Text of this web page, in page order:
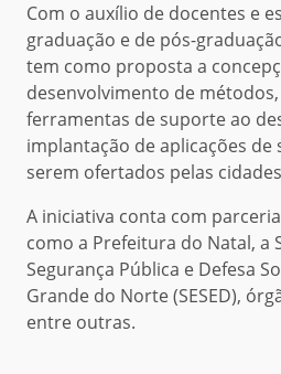
Com o auxílio de docentes e
graduação e de pós-
tem como proposta a
desenvolvimento de
ferramentas de suporte ao
implantação de aplicações de
serem ofertados pelas
A iniciativa conta com
como a Prefeitura do Natal, a
Segurança Pública e Defesa
Grande do Norte (SESED),
entre outras.